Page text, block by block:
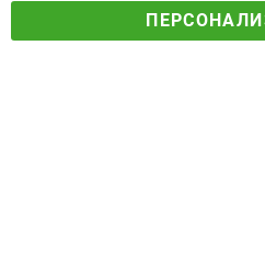
© 2025 Ogradina.bg Всички
a
s